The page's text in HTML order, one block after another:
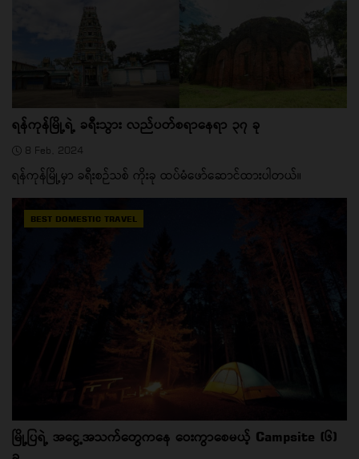
ရန်ကုန်မြို့ရဲ့ ခရီးသွား လည်ပတ်စရာနေရာ ၃၇ ခု
8 Feb, 2024
ရန်ကုန်မြို့မှာ ခရီးစဉ်သစ် ကိုးခု ထပ်မံဖော်ဆောင်ထားပါတယ်။
BEST DOMESTIC TRAVEL
မြို့ပြရဲ့ အငွေ့အသက်တွေကနေ ဝေးကွာစေမယ့် Campsite (၆)